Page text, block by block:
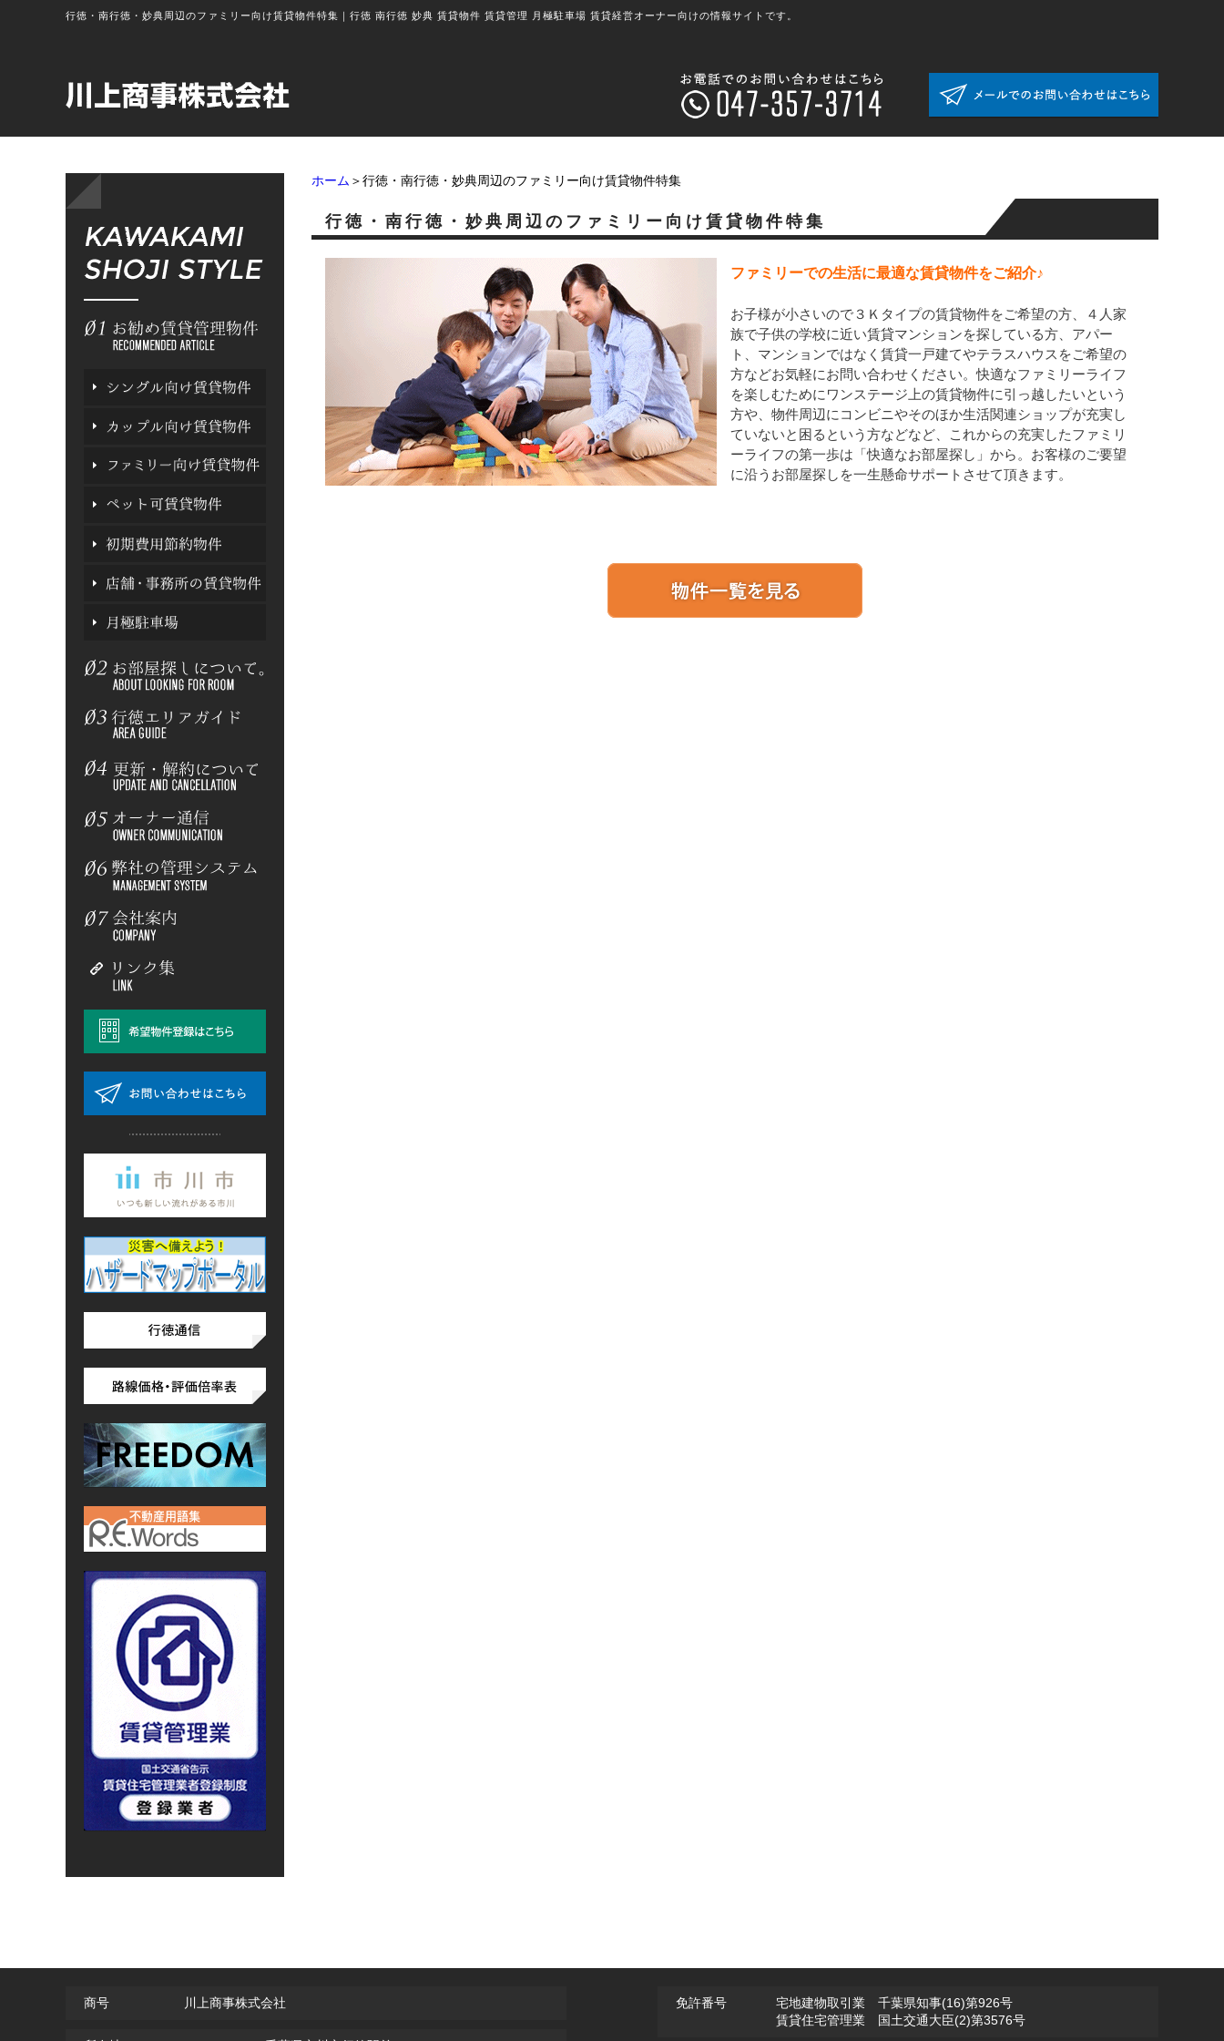
行徳・南行徳・妙典周辺のファミリー向け賃貸物件特集 ｜ 行徳 南行徳 妙典 賃貸物件 賃貸管理 月極駐車場 賃貸経営オーナー向けの情報サイトです。
ホーム ＞行徳・南行徳・妙典周辺のファミリー向け賃貸物件特集
行徳・南行徳・妙典周辺のファミリー向け賃貸物件特集
ファミリーでの生活に最適な賃貸物件をご紹介♪
お子様が小さいので３Ｋタイプの賃貸物件をご希望の方、４人家
族で子供の学校に近い賃貸マンションを探している方、アパー
ト、マンションではなく賃貸一戸建てやテラスハウスをご希望の
方などお気軽にお問い合わせください。快適なファミリーライフ
を楽しむためにワンステージ上の賃貸物件に引っ越したいという
方や、物件周辺にコンビニやそのほか生活関連ショップが充実し
ていないと困るという方などなど、これからの充実したファミリ
ーライフの第一歩は「快適なお部屋探し」から。お客様のご要望
に沿うお部屋探しを一生懸命サポートさせて頂きます。
商号 川上商事株式会社 免許番号
宅地建物取引業 千葉県知事(16)第926号
賃貸住宅管理業 国土交通大臣(2)第3576号